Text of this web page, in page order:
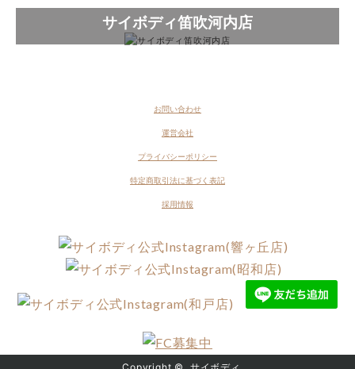
サイボディ笛吹河内店
お問い合わせ
運営会社
プライバシーポリシー
特定商取引法に基づく表記
採用情報